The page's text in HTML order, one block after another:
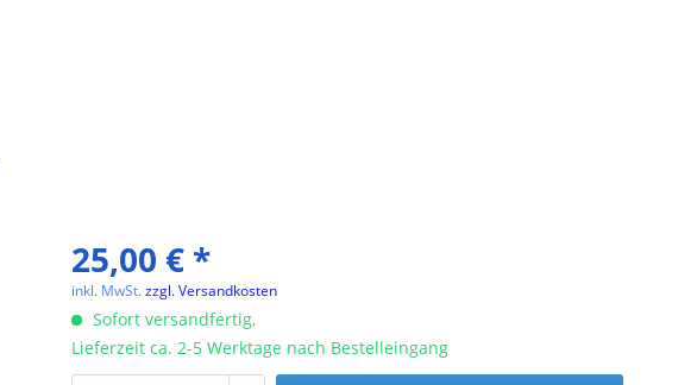
25,00 € *
inkl. MwSt.zzgl. Versandkosten
Sofort versandfertig,
Lieferzeit ca. 2-5 Werktage nach Bestelleingang